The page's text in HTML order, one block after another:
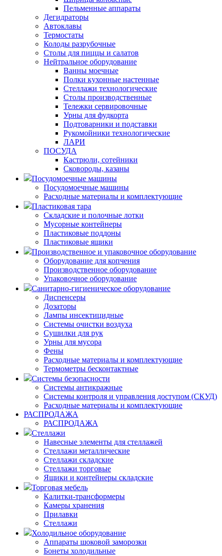
Пельменные аппараты
Дегидраторы
Автоклавы
Термостаты
Колоды разрубочные
Столы для пиццы и салатов
Нейтральное оборудование
Ванны моечные
Полки кухонные настенные
Стеллажи технологические
Столы производственные
Тележки сервировочные
Урны для фудкорта
Подтоварники и подставки
Рукомойники технологические
ЛАРИ
ПОСУДА
Кастрюли, сотейники
Сковороды, казаны
Посудомоечные машины
Посудомоечные машины
Расходные материалы и комплектующие
Пластиковая тара
Складские и полочные лотки
Мусорные контейнеры
Пластиковые поддоны
Пластиковые ящики
Производственное и упаковочное оборудование
Оборудование для копчения
Производственное оборудование
Упаковочное оборудование
Санитарно-гигиеническое оборудование
Диспенсеры
Дозаторы
Лампы инсектицидные
Системы очистки воздуха
Сушилки для рук
Урны для мусора
Фены
Расходные материалы и комплектующие
Термометры бесконтактные
Системы безопасности
Системы антикражные
Системы контроля и управления доступом (СКУД)
Расходные материалы и комплектующие
РАСПРОДАЖА
РАСПРОДАЖА
Стеллажи
Навесные элементы для стеллажей
Стеллажи металлические
Стеллажи складские
Стеллажи торговые
Ящики и контейнеры складские
Торговая мебель
Калитки-трансформеры
Камеры хранения
Прилавки
Стеллажи
Холодильное оборудование
Аппараты шоковой заморозки
Бонеты холодильные